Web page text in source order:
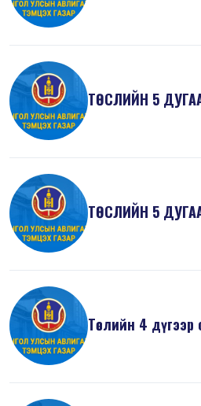
ТӨСЛИЙН 5
ТӨСЛИЙН 5
Төслийн 4